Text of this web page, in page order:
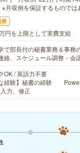
月収例を保証するものでは
費
円を上限として実費支給
で部長付の秘書業務＆事務
絡、スケジュール調整・
OK / 英語力不要
な経験】秘書の経験
力、修正